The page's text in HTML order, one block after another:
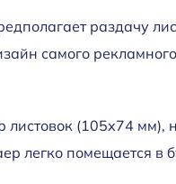
раздачу
самого
(105х74 мм),
легко помещается